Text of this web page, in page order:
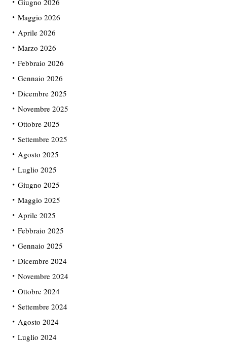
Giugno 2026
Maggio 2026
Aprile 2026
Marzo 2026
Febbraio 2026
Gennaio 2026
Dicembre 2025
Novembre 2025
Ottobre 2025
Settembre 2025
Agosto 2025
Luglio 2025
Giugno 2025
Maggio 2025
Aprile 2025
Febbraio 2025
Gennaio 2025
Dicembre 2024
Novembre 2024
Ottobre 2024
Settembre 2024
Agosto 2024
Luglio 2024